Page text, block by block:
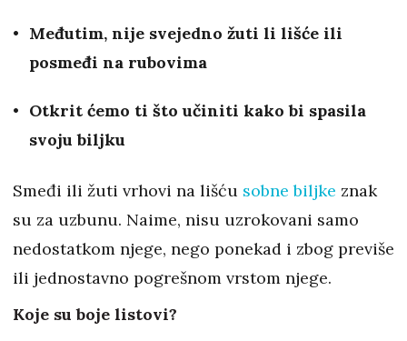
Međutim, nije svejedno žuti li lišće ili
posmeđi na rubovima
Otkrit ćemo ti što učiniti kako bi spasila
svoju biljku
Smeđi ili žuti vrhovi na lišću sobne biljke znak
su za uzbunu. Naime, nisu uzrokovani samo
nedostatkom njege, nego ponekad i zbog previše
ili jednostavno pogrešnom vrstom njege.
Koje su boje listovi?